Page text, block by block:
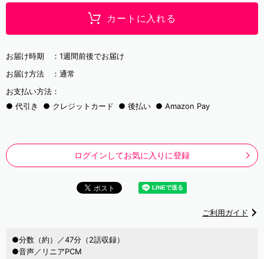
カートに入れる
お届け時期 ： 1週間前後でお届け
お届け方法 ： 通常
お支払い方法：
代引き
クレジットカード 後払い Amazon Pay
ログインしてお気に入りに登録
ご利用ガイド
●分数（約）／47分（2話収録）
●音声／リニアPCM